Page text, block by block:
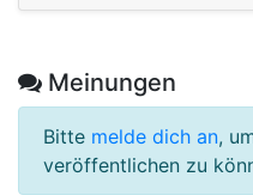
Meinungen
Bitte melde dich an,
veröffentlichen zu